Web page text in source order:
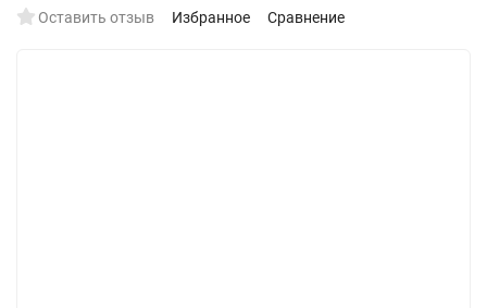
Оставить отзыв Избранное Сравнение